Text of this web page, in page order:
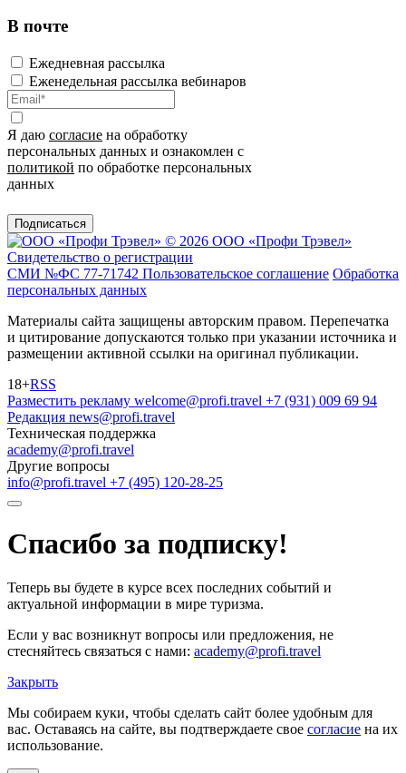
В почте
Ежедневная рассылка
Еженедельная рассылка вебинаров
Я даю согласие на обработку
персональных данных и ознакомлен с
политикой по обработке персональных
данных
Подписаться
© 2026 ООО «Профи Трэвeл»
Свидетельство о регистрации
СМИ №ФС 77-71742 Пользовательское соглашение Обработка
персональных данных
Материалы сайта защищены авторским правом. Перепечатка
и цитирование допускаются только при указании источника и
размещении активной ссылки на оригинал публикации.
18+RSS
Разместить рекламу welcome@profi.travel +7 (931) 009 69 94
Редакция news@profi.travel
Техническая поддержка
academy@profi.travel
Другие вопросы
info@profi.travel +7 (495) 120-28-25
Спасибо за подписку!
Теперь вы будете в курсе всех последних событий и
актуальной информации в мире туризма.
Если у вас возникнут вопросы или предложения, не
стесняйтесь связаться с нами: academy@profi.travel
Закрыть
Мы собираем куки, чтобы сделать сайт более удобным для
вас. Оставаясь на сайте, вы подтверждаете свое согласие на их
использование.